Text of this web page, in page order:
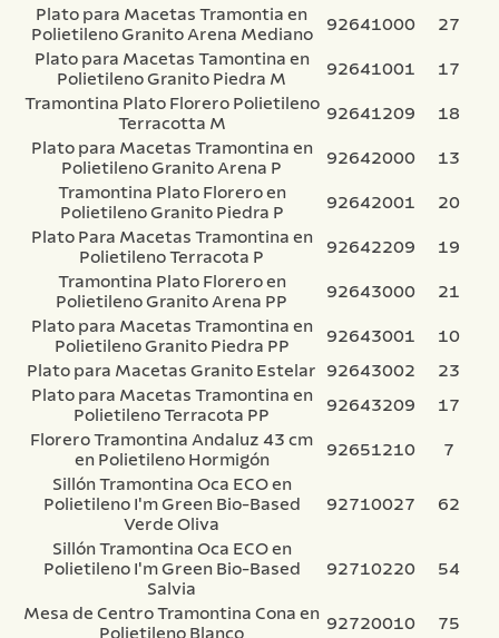
Plato para Macetas Tramontia en
Polietileno Granito Arena Mediano
92641000
27
Plato para Macetas Tamontina en
Polietileno Granito Piedra M
92641001
17
Tramontina Plato Florero Polietileno
Terracotta M
92641209
18
Plato para Macetas Tramontina en
Polietileno Granito Arena P
92642000
13
Tramontina Plato Florero en
Polietileno Granito Piedra P
92642001
20
Plato Para Macetas Tramontina en
Polietileno Terracota P
92642209
19
Tramontina Plato Florero en
Polietileno Granito Arena PP
92643000
21
Plato para Macetas Tramontina en
Polietileno Granito Piedra PP
92643001
10
Plato para Macetas Granito Estelar
92643002
23
Plato para Macetas Tramontina en
Polietileno Terracota PP
92643209
17
Florero Tramontina Andaluz 43 cm
en Polietileno Hormigón
92651210
7
Sillón Tramontina Oca ECO en
Polietileno I'm Green Bio-Based
Verde Oliva
92710027 62
Sillón Tramontina Oca ECO en
Polietileno I'm Green Bio-Based
Salvia
92710220 54
Mesa de Centro Tramontina Cona en
Polietileno Blanco
92720010
75